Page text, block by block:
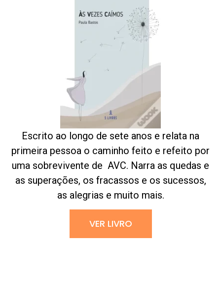
Escrito ao longo de sete anos e relata na
primeira pessoa o caminho feito e refeito por
uma sobrevivente de AVC. Narra as quedas e
as superações, os fracassos e os sucessos,
as alegrias e muito mais.
VER LIVRO